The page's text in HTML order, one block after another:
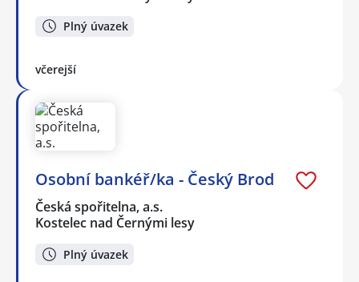
Plný úvazek
včerejší
Osobní bankéř/ka - Český Brod
Česká spořitelna, a.s.
Kostelec nad Černými lesy
Plný úvazek